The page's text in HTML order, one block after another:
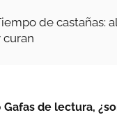
de castañas:
curan
Gafas de lectura,